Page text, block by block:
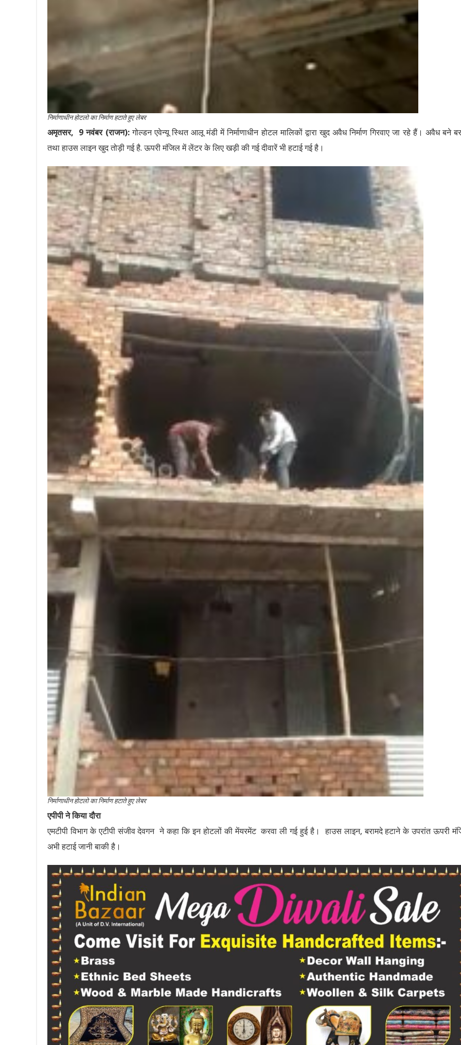
निर्माणाधीन होटलो का निर्माण हटाते हुए लेबर
अमृतसर, 9 नवंबर (राजन):गोल्डन एवेन्यू स्थित आलू मंडी में निर्माणाधीन होटल मालिकों द्वारा खुद अवैध निर्माण गिरवाए जा रहे हैं। अवैध बने
तथा हाउस लाइन खुद तोड़ी गई है. ऊपरी मंजिल में लेंटर के लिए खड़ी की गई दीवारें भी हटाई गई है।
निर्माणाधीन होटलो का निर्माण हटाते हुए लेबर
एपीपी ने किया दौरा
एमटीपी विभाग के एटीपी संजीव देवगन ने कहा कि इन होटलों की मेंयरमेंट करवा ली गई हुई है। हाउस लाइन, बरामदे हटाने के उपरांत ऊपरी
अभी हटाई जानी बाकी है।